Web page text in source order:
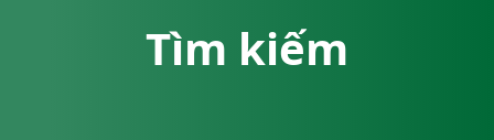
Tìm kiếm